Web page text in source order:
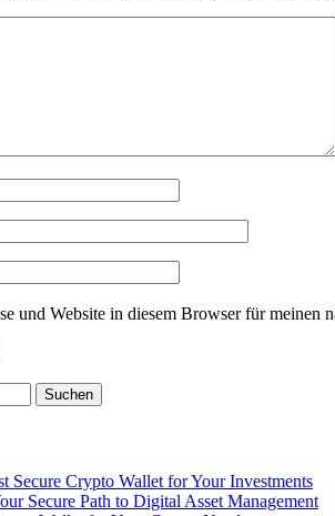
und Website in diesem Browser für meinen
Secure Crypto Wallet for Your Investments
Secure Path to Digital Asset Management